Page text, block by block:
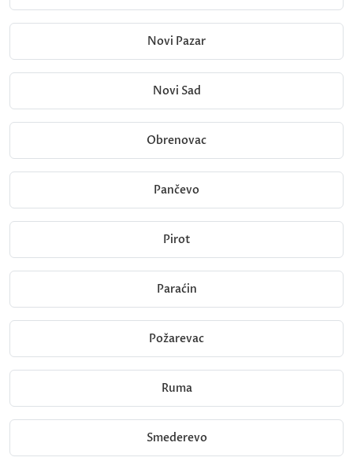
Novi Pazar
Novi Sad
Obrenovac
Pančevo
Pirot
Paraćin
Požarevac
Ruma
Smederevo